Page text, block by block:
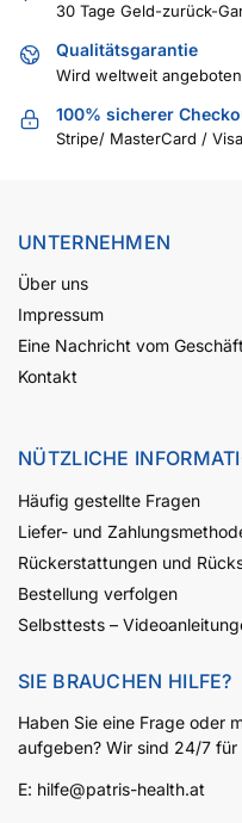
30 Tage Geld-zurück-
Qualitätsgarantie
Wird weltweit
100% sicherer
Stripe/ MasterCard / Visa
UNTERNEHMEN
Über uns
Impressum
Eine Nachricht vom
Kontakt
NÜTZLICHE
Häufig gestellte Fragen
Liefer- und
Rückerstattungen und
Bestellung verfolgen
Selbsttests –
SIE BRAUCHEN HILFE?
Haben Sie eine Frage oder
aufgeben? Wir sind 24/7 für
E: hilfe@patris-health.at